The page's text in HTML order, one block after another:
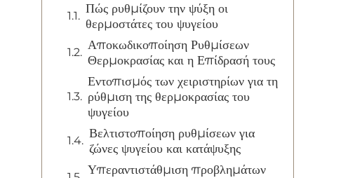
Πώς ρυθμίζουν την ψύξη οι
θερμοστάτες του ψυγείου
Αποκωδικοποίηση Ρυθμίσεων
Θερμοκρασίας και η Επίδρασή τους
Εντοπισμός των χειριστηρίων για τη
ρύθμιση της θερμοκρασίας του
ψυγείου
Βελτιστοποίηση ρυθμίσεων για
ζώνες ψυγείου και κατάψυξης
Υπεραντιστάθμιση προβλημάτων